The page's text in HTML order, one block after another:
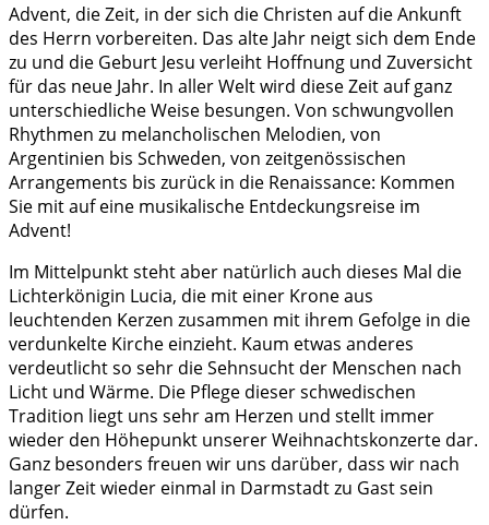
Advent, die Zeit, in der sich die Christen auf die Ankunft
des Herrn vorbereiten. Das alte Jahr neigt sich dem Ende
zu und die Geburt Jesu verleiht Hoffnung und Zuversicht
für das neue Jahr. In aller Welt wird diese Zeit auf ganz
unterschiedliche Weise besungen. Von schwungvollen
Rhythmen zu melancholischen Melodien, von
Argentinien bis Schweden, von zeitgenössischen
Arrangements bis zurück in die Renaissance: Kommen
Sie mit auf eine musikalische Entdeckungsreise im
Advent!
Im Mittelpunkt steht aber natürlich auch dieses Mal die
Lichterkönigin Lucia, die mit einer Krone aus
leuchtenden Kerzen zusammen mit ihrem Gefolge in die
verdunkelte Kirche einzieht. Kaum etwas anderes
verdeutlicht so sehr die Sehnsucht der Menschen nach
Licht und Wärme. Die Pflege dieser schwedischen
Tradition liegt uns sehr am Herzen und stellt immer
wieder den Höhepunkt unserer Weihnachtskonzerte dar.
Ganz besonders freuen wir uns darüber, dass wir nach
langer Zeit wieder einmal in Darmstadt zu Gast sein
dürfen.